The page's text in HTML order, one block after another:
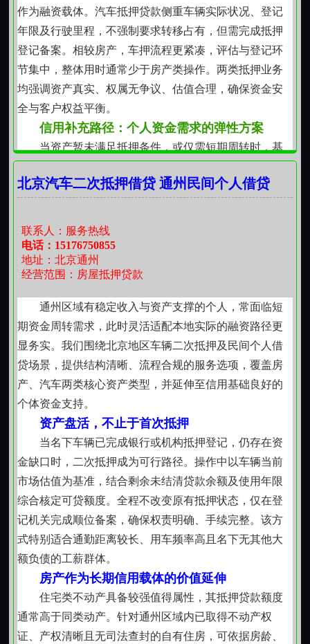
小而放松责任意识。每一次资金往来，都是对本地邻里
关系与信任传统的延续不是快，而是准；不是多，而是
稳；不是轻，而是重。
门头沟的山势沉稳，永定河的水流不息，这份务实
的态度，也融进每一次资金安排的细节之中。
作为融资载体。汽车抵押贷款侧重车辆实际状况、登记
年限及行驶里程，不强制要求转移占有，但需完成抵押
登记备案。相较房产，车押流程更紧凑，评估与登记环
节集中，整体用时通常少于房产类操作。两类抵押业务
均强调资产真实、权属无争议、估值合理，确保资金安
全与客户权益平衡。
信用补充路径：个人资金需求的弹性方案
当资产暂未满足抵押条件，或仅需短期周转时，基
关注稳定收入来源、职业持续性及负债结构合理性，通
侧重实质履约能力，而非单一指标硬性门槛。流程设计
兼顾效率与审慎，避免因信息断层导致反复补件。
灵活协作方式：民间借贷关系中的务实选择
在熟人圈层或长期合作基础上形成的私人借款安
排，具备高度定制化特征。双方可就期限、利率、还款
方式等核心条款充分协商，契约内容尊重真实意思表
示。这类合作建立在相互了解与信任前提下，注重书面
约定的完整性与法律效力，强调权利义务对等，不依赖
标准化模板，而是依据具体场景动态调整。
小额应急支持：聚焦真实生活场景的资金响应
针对临时性、小额度资金缺口，小额贷款服务提供
结构清晰、用途明确的解决方案。单笔金额适中，还款
节奏匹配日常收支规律，避免过度杠杆。申请过程重视
借款人实际偿债能力与生活稳定性，拒绝脱离现实的额
度堆砌。每笔资金流向可追溯，服务目标始终围绕缓解
阶段性压力展开。
协同增效：不同工具间的自然衔接
各类业务并非彼此割裂，而是在不同阶段形成互
补。例如，房产二押资金到位后，可用于结清高息私人
借款；车押所得款项可支撑短期经营支出，待房产抵押
完成后再做统筹安排。客户可根据自身资产分布、时间
要求与资金用途，选择较契合当下状态的路径，也可在
北京汽车二次抵押借贷 通州民间个人借贷
联系人：服务热线
电话：15176750855
地址：北京通州
经营范围：房屋抵押贷款
通州区域有稳定收入与资产支撑的个人，常面临短
期资金周转需求，此时灵活适配本地实际的融资路径更
显务实。我们围绕北京地区车辆二次抵押及民间个人借
贷场景，提供结构清晰、流程合规的服务选项，覆盖房
产、汽车两类核心资产类型，并延伸至信用基础良好的
个体资金支持。
资产盘活，不止于首次抵押
当名下车辆已完成银行或机构抵押登记，仍存在资
金缺口时，二次抵押成为可行路径。操作中以车辆当前
市场估值为基准，结合剩余未结清贷款余额及使用年限
综合核定可贷额度。全程不改变原有抵押状态，仅在登
记机关完成顺位备案，确保权责明确、手续完整。该方
式特别适合通勤距离较长、用车频率高且名下无其他大
额负债的工薪群体。
房产作为长期信用载体的价值延伸
住宅类不动产具备较强值得属性，其抵押贷款额度
通常高于同类动产。针对通州区域内已取得不动产权
证、产权清晰且无司法查封的自有住房，可依据房龄、